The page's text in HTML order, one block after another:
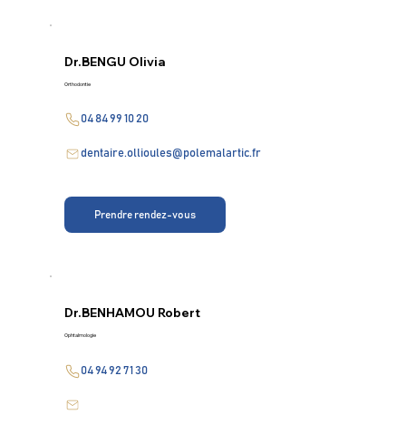
Dr.BENGU Olivia
Orthodontie
04 84 99 10 20
dentaire.ollioules@polemalartic.fr
Prendre rendez-vous
Dr.BENHAMOU Robert
Ophtalmologie
04 94 92 71 30